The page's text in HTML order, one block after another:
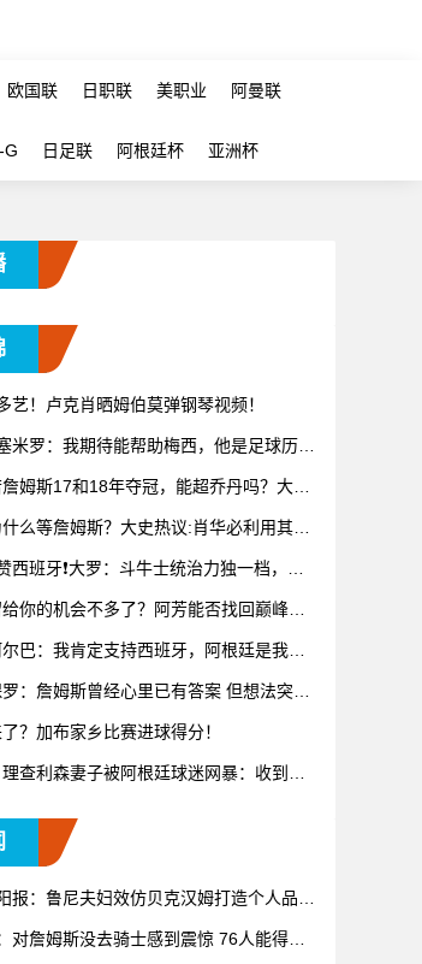
欧国联 日职联 美职业 阿曼联
G 日足联 阿根廷杯 亚洲杯
艺！卢克肖晒姆伯莫弹钢琴视频！
米罗：我期待能帮助梅西，他是足球历史
詹姆斯17和18年夺冠，能超乔丹吗？大史
什么等詹姆斯？大史热议:肖华必利用其商
西班牙❗大罗：斗牛士统治力独一档，阿
给你的机会不多了？阿芳能否找回巅峰期
尔巴：我肯定支持西班牙，阿根廷是我为
罗：詹姆斯曾经心里已有答案 但想法突然
？加布家乡比赛进球得分！
理查利森妻子被阿根廷球迷网暴：收到数
报：鲁尼夫妇效仿贝克汉姆打造个人品
对詹姆斯没去骑士感到震惊 76人能得到